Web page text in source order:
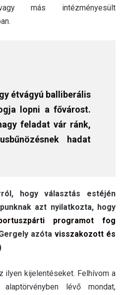
más intézményesült
étvágyú balliberális
lopni a fővárost.
feladat vár ránk,
hadat
hogy választás estéjén
azt nyilatkozta, hogy
programot fog
azóta visszakozott és
ilyen kijelentéseket. Felhívom a
lévő mondat,